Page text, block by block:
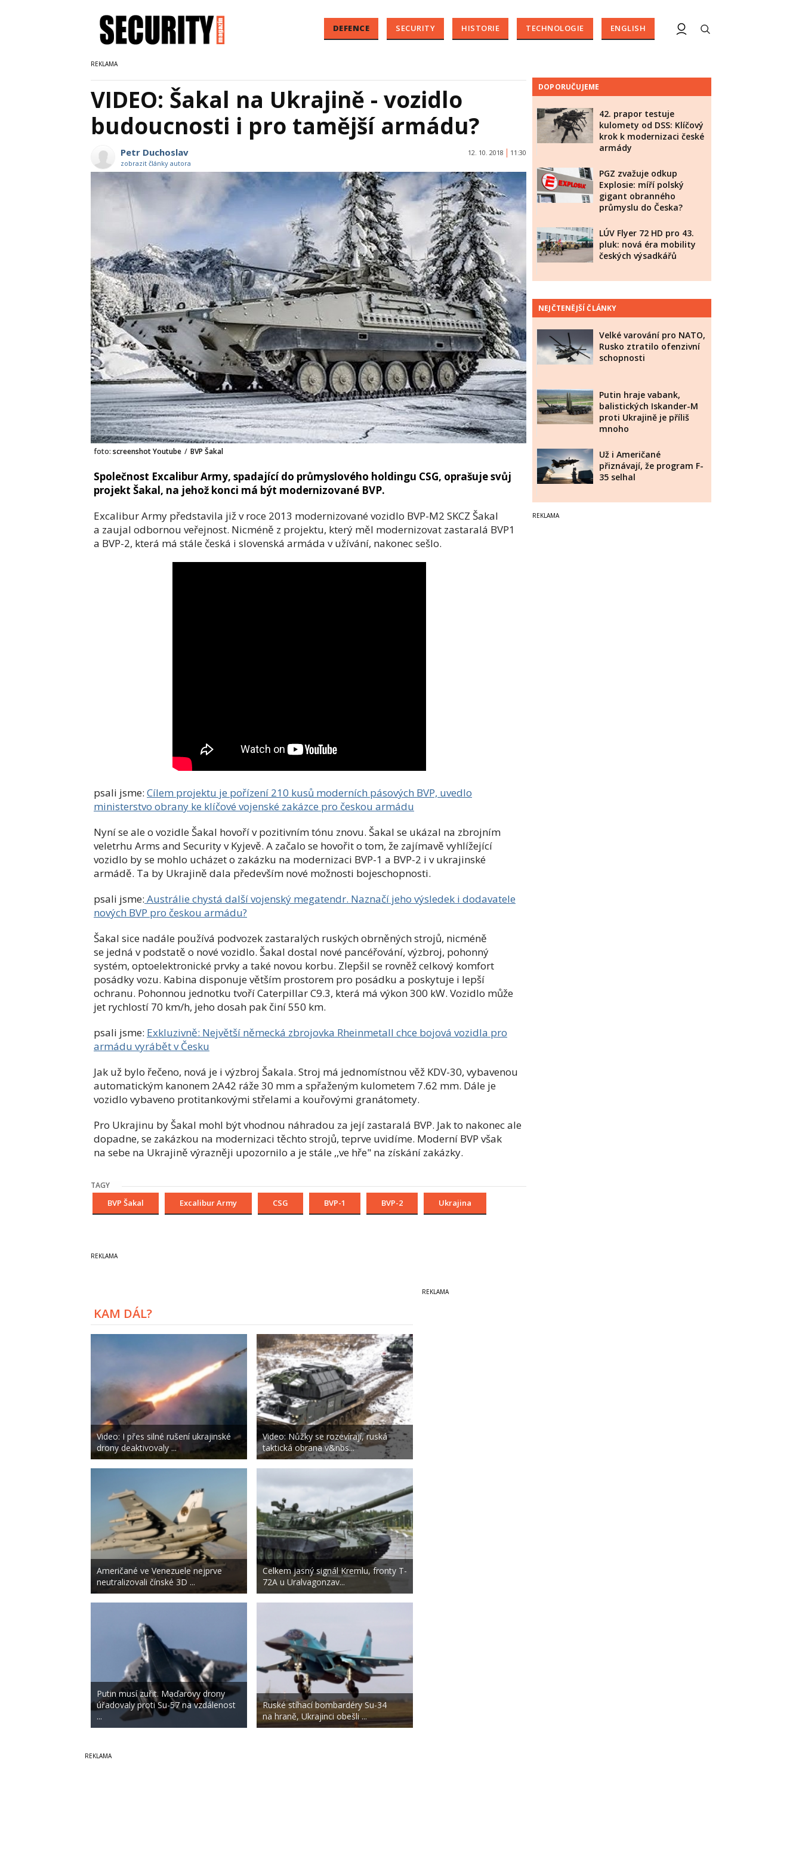
DEFENCE SECURITY HISTORIE TECHNOLOGIE ENGLISH
VIDEO: Šakal na Ukrajině - vozidlo
budoucnosti i pro tamější armádu?
Petr Duchoslav
zobrazit články autora
12. 10. 2018 11:30
foto: screenshot Youtube / BVP Šakal
Společnost Excalibur Army, spadající do průmyslového holdingu CSG, oprašuje svůj
projekt Šakal, na jehož konci má být modernizované BVP.
Excalibur Army představila již v roce 2013 modernizované vozidlo BVP-M2 SKCZ Šakal
a zaujal odbornou veřejnost. Nicméně z projektu, který měl modernizovat zastaralá BVP1
a BVP-2, která má stále česká i slovenská armáda v užívání, nakonec sešlo.
psali jsme: Cílem projektu je pořízení 210 kusů moderních pásových BVP, uvedlo
ministerstvo obrany ke klíčové vojenské zakázce pro českou armádu
Nyní se ale o vozidle Šakal hovoří v pozitivním tónu znovu. Šakal se ukázal na zbrojním
veletrhu Arms and Security v Kyjevě. A začalo se hovořit o tom, že zajímavě vyhlížející
vozidlo by se mohlo ucházet o zakázku na modernizaci BVP-1 a BVP-2 i v ukrajinské
armádě. Ta by Ukrajině dala především nové možnosti bojeschopnosti.
psali jsme: Austrálie chystá další vojenský megatendr. Naznačí jeho výsledek i dodavatele
nových BVP pro českou armádu?
Šakal sice nadále používá podvozek zastaralých ruských obrněných strojů, nicméně
se jedná v podstatě o nové vozidlo. Šakal dostal nové pancéřování, výzbroj, pohonný
systém, optoelektronické prvky a také novou korbu. Zlepšil se rovněž celkový komfort
posádky vozu. Kabina disponuje větším prostorem pro posádku a poskytuje i lepší
ochranu. Pohonnou jednotku tvoří Caterpillar C9.3, která má výkon 300 kW. Vozidlo může
jet rychlostí 70 km/h, jeho dosah pak činí 550 km.
psali jsme: Exkluzivně: Největší německá zbrojovka Rheinmetall chce bojová vozidla pro
armádu vyrábět v Česku
Jak už bylo řečeno, nová je i výzbroj Šakala. Stroj má jednomístnou věž KDV-30, vybavenou
automatickým kanonem 2A42 ráže 30 mm a spřaženým kulometem 7.62 mm. Dále je
vozidlo vybaveno protitankovými střelami a kouřovými granátomety.
Pro Ukrajinu by Šakal mohl být vhodnou náhradou za její zastaralá BVP. Jak to nakonec ale
dopadne, se zakázkou na modernizaci těchto strojů, teprve uvidíme. Moderní BVP však
na sebe na Ukrajině výrazněji upozornilo a je stále ,,ve hře" na získání zakázky.
TAGY
BVP Šakal Excalibur Army CSG BVP-1 BVP-2 Ukrajina
DOPORUČUJEME
42. prapor testuje
kulomety od DSS: Klíčový
krok k modernizaci české
armády
PGZ zvažuje odkup
Explosie: míří polský
gigant obranného
průmyslu do Česka?
LÚV Flyer 72 HD pro 43.
pluk: nová éra mobility
českých výsadkářů
NEJČTENĚJŠÍ ČLÁNKY
Velké varování pro NATO,
Rusko ztratilo ofenzivní
schopnosti
Putin hraje vabank,
balistických Iskander-M
proti Ukrajině je příliš
mnoho
Už i Američané
přiznávají, že program F-
35 selhal
KAM DÁL?
Video: I přes silné rušení ukrajinské
drony deaktivovaly ...
Američané ve Venezuele nejprve
neutralizovali čínské 3D ...
Putin musí zuřit. Maďarovy drony
úřadovaly proti Su-57 na vzdálenost
...
Video: Nůžky se rozevírají, ruská
taktická obrana v&nbs...
Celkem jasný signál Kremlu, fronty T-
72A u Uralvagonzav...
Ruské stíhací bombardéry Su-34
na hraně, Ukrajinci obešli ...